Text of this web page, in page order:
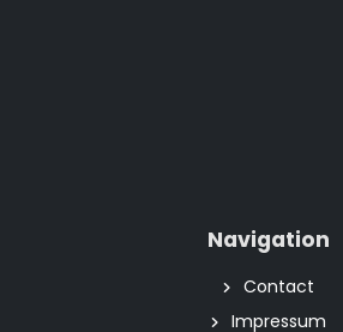
Navigation
Contact
Impressum